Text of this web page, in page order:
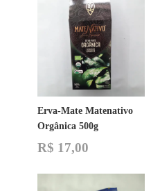
Erva-Mate Matenativo
Orgânica 500g
R$ 17,00